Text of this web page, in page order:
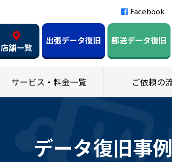
Facebook
店舗一覧
出張データ復旧 郵送データ復旧
サービス・料金一覧 ご依頼の
データ復旧事例